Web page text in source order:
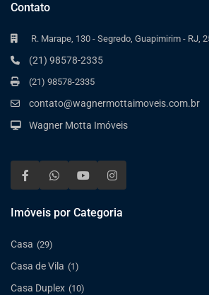
Contato
R. Marape, 130 - Segredo, Guapimirim - RJ,
(21) 98578-2335
(21) 98578-2335
contato@wagnermottaimoveis.com.br
Wagner Motta Imóveis
Imóveis por Categoria
Casa (29)
Casa de Vila (1)
Casa Duplex (10)